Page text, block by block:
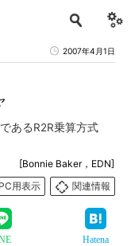
2007年4月1日
あるR2R乗算方式
[Bonnie Baker，EDN]
PC用表示
関連情報
Hatena